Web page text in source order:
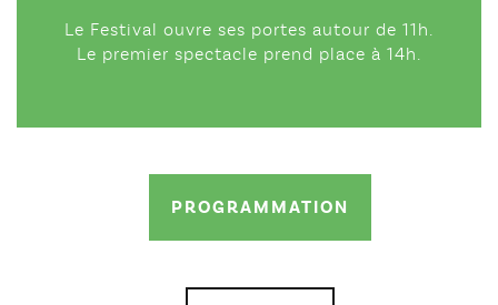
Le Festival ouvre ses portes autour de 11h.
Le premier spectacle prend place à 14h.
PROGRAMMATION